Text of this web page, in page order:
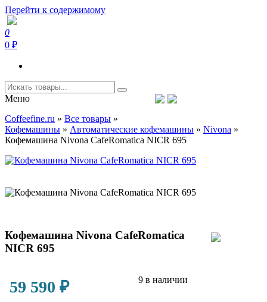
Перейти к содержимому
Coffeefine.ru
Интернет-магазин кофемашин и кофейной техники для дома
0
0 ₽
Меню
Coffeefine.ru » Все товары »
Кофемашины » Автоматические кофемашины » Nivona »
Кофемашина Nivona CafeRomatica NICR 695
Кофемашина Nivona CafeRomatica
NICR 695
59 590 ₽ 9 в наличии